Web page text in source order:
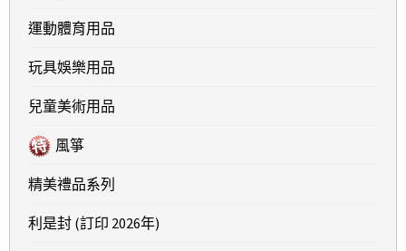
運動體育用品
玩具娛樂用品
兒童美術用品
風箏
精美禮品系列
利是封 (訂印 2026年)